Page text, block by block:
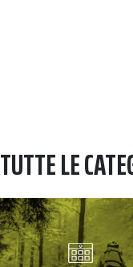
TUTTE LE